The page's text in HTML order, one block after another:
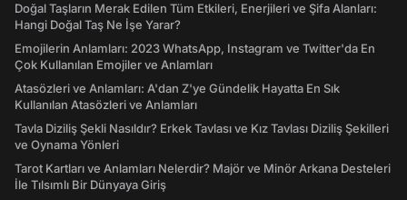
Doğal Taşların Merak Edilen Tüm Etkileri, Enerjileri ve Şifa Alanları:
Hangi Doğal Taş Ne İşe Yarar?
Emojilerin Anlamları: 2023 WhatsApp, Instagram ve Twitter'da En
Çok Kullanılan Emojiler ve Anlamları
Atasözleri ve Anlamları: A'dan Z'ye Gündelik Hayatta En Sık
Kullanılan Atasözleri ve Anlamları
Tavla Diziliş Şekli Nasıldır? Erkek Tavlası ve Kız Tavlası Diziliş Şekilleri
ve Oynama Yönleri
Tarot Kartları ve Anlamları Nelerdir? Majör ve Minör Arkana Desteleri
İle Tılsımlı Bir Dünyaya Giriş